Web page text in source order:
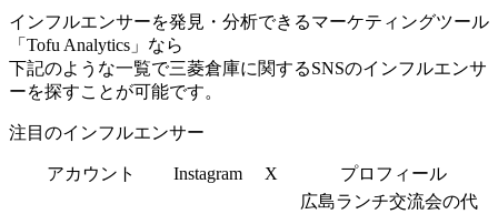
インフルエンサーを発見・分析できるマーケティングツール
「Tofu Analytics」なら
下記のような一覧で三菱倉庫に関するSNSのインフルエンサ
ーを探すことが可能です。
注目のインフルエンサー
アカウント Instagram X プロフィール
広島ランチ交流会の代